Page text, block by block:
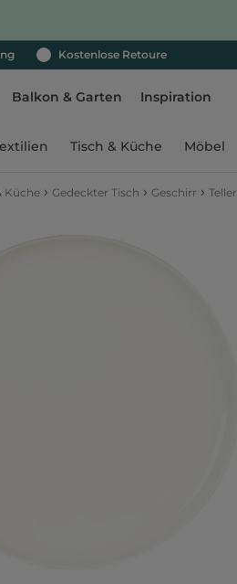
Kostenlose Retoure
Balkon & Garten Inspiration
Tisch & Küche Möbel
Küche › Gedeckter Tisch › Geschirr › Teller